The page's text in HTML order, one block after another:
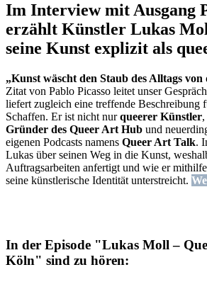
Im Interview mit Ausgang
erzählt Künstler Lukas
seine Kunst explizit als
„Kunst wäscht den Staub des Alltags von
Zitat von Pablo Picasso leitet unser
liefert zugleich eine treffende Beschreibung
Schaffen. Er ist nicht nurqueerer Künstler
Gründer des Queer Art Hub und
eigenen Podcasts namens Queer Art Talk.
Lukas über seinen Weg in die Kunst,
Auftragsarbeiten anfertigt und wie er
seine künstlerische Identität unterstreicht.
In der Episode "Lukas Moll –
Köln" sind zu hören: